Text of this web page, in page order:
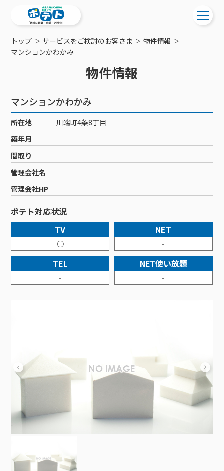
ご検討中の方
工事・配線について
新居をご検討中の方へ
ポテトを導入している集合住宅
物件情報
特典・キャンペーン
おトクな割引サービス
ご加入中の方
ご加入中のサービス確認・変更
WEBメール
サポートサービス
サポートサービストップ
リモートコール
回線速度測定
接続・設定⽅法
訪問サポート＆サポートパックサービス料⾦表
新着情報
メンテナンス・障害情報
ポテトからのプレゼント
イベントカレンダー
講座のご案内
サービス案内
サービス案内
ケーブルテレビ
ケーブルテレビトップ
チャンネル紹介
料⾦プラン
NHK衛星受信料団体⼀括⽀払
機器⼀覧
インターネット
インターネットトップ
料⾦プラン
Wi-Fiサービス
ポテトホーム防犯カメラ
オプションサービス
インターネットギガシェアプラン
固定電話
固定電話トップ
基本料⾦・通話料⾦
オプションサービス
auスマートバリュー
auまとめトーク
ポテトスマートフォントップ
料⾦プラン
機種⼀覧
オプションサービス
でんき
でんきトップ
ポラリンでんき×ポテト
ポテトでんき
暮らしを快適にするサービス
暮らしを快適にするサービストップ
ポテトライフメール
コミチャン
お困りの方はこちら
会社案内
メンテナンス
障害情報
トップ サービスをご検討のお客さま
物件情報
マンションかわかみ
物件情報
マンションかわかみ
所在地
川端町4条8丁目
築年月
間取り
管理会社名
管理会社HP
ポテト対応状況
TV
○
NET
-
TEL
-
NET使い放題
-